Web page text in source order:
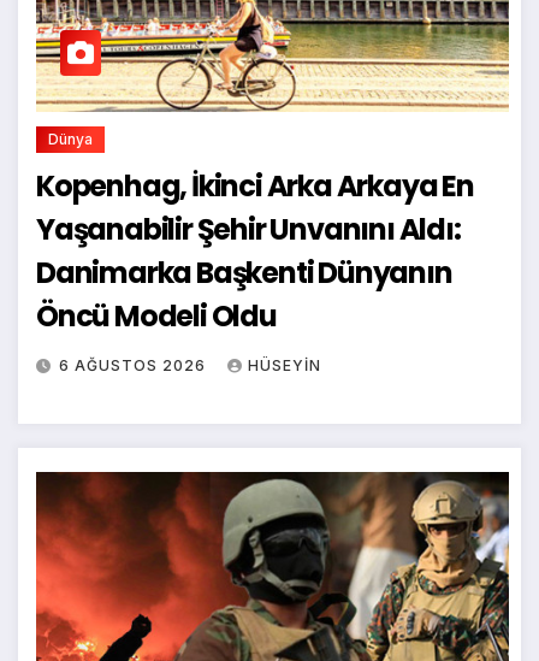
Dünya
Kopenhag, İkinci Arka Arkaya En
Yaşanabilir Şehir Unvanını Aldı:
Danimarka Başkenti Dünyanın
Öncü Modeli Oldu
6 AĞUSTOS 2026 HÜSEYIN